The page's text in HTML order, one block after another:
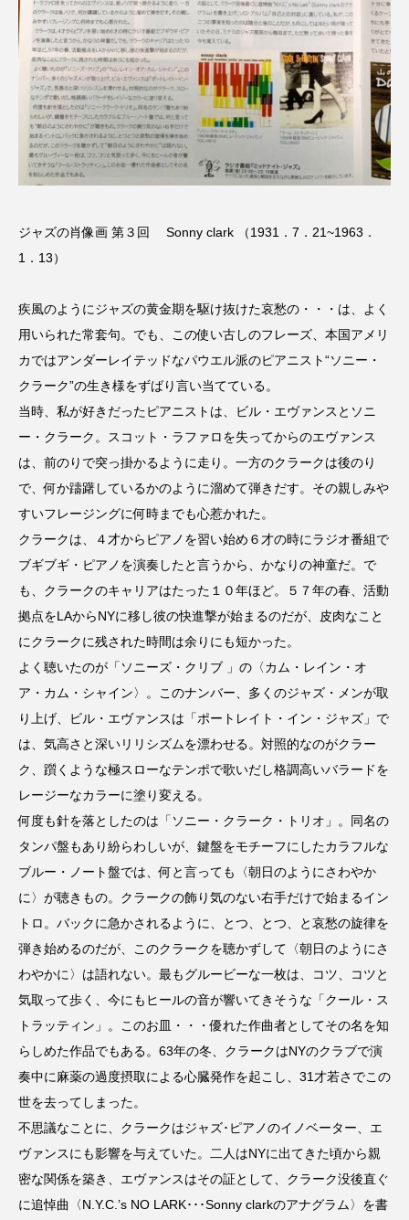
SAKDAC HARMO
SANDA ORGANIC VILLAGE MEETINGのつながるラジオ
SDGs・タイプスマート農業推進プロジェクト関西学院
AgriNOVA
Singing with a smile snowwhite
This is SUEKI We Live In Time WICKED
youtube Yukoの子連れハワイ旅珍道中
⻑尾謙杜
「THE オリバーな犬、（Gosh!!）このヤロウMOVIE」
『今日の空が一番好き、とまだ言えない僕は』
あいはらひろゆき
あかしあ台小学校 あじさいコンサート
あっぷっぷのぷ～ あなたが眠る間
あの歌を憶えている あめぽったん
いばら姫 おいしいおのまとぺ
おいしいぱんぱんでんしゃ おいしい絵本
おしえて絵本 おでかけ情報
おーい、応為 お知らせ かしこいエルゼ
かしこいグレーテル かもめ食堂
がんを知り、がんを考える きてみで東北
きもちはなにいろ？
くるまのなかには？ けやき台中学校
けやき台小学校
ジャズの肖像画 第３回 Sonny clark （1931．7．21~1963．
1．13）
疾風のようにジャズの黄金期を駆け抜けた哀愁の・・・は、よく
用いられた常套句。でも、この使い古しのフレーズ、本国アメリ
カではアンダーレイテッドなパウエル派のピアニスト“ソニー・
クラーク”の生き様をずばり言い当てている。
当時、私が好きだったピアニストは、ビル・エヴァンスとソニ
ー・クラーク。スコット・ラファロを失ってからのエヴァンス
は、前のりで突っ掛かるように走り。一方のクラークは後のり
で、何か躊躇しているかのように溜めて弾きだす。その親しみや
すいフレージングに何時までも心惹かれた。
クラークは、４才からピアノを習い始め６才の時にラジオ番組で
ブギブギ・ピアノを演奏したと言うから、かなりの神童だ。で
も、クラークのキャリアはたった１０年ほど。５７年の春、活動
拠点をLAからNYに移し彼の快進撃が始まるのだが、皮肉なこと
にクラークに残された時間は余りにも短かった。
よく聴いたのが「ソニーズ・クリブ 」の〈カム・レイン・オ
ア・カム・シャイン〉。このナンバー、多くのジャズ・メンが取
り上げ、ビル・エヴァンスは「ポートレイト・イン・ジャズ」で
は、気高さと深いリリシズムを漂わせる。対照的なのがクラー
ク、躓くような極スローなテンポで歌いだし格調高いバラードを
レージーなカラーに塗り変える。
何度も針を落としたのは「ソニー・クラーク・トリオ」。同名の
タンパ盤もあり紛らわしいが、鍵盤をモチーフにしたカラフルな
ブルー・ノート盤では、何と言っても〈朝日のようにさわやか
に〉が聴きもの。クラークの飾り気のない右手だけで始まるイン
トロ。バックに急かされるように、とつ、とつ、と哀愁の旋律を
弾き始めるのだが、このクラークを聴かずして〈朝日のようにさ
わやかに〉は語れない。最もグルービーな一枚は、コツ、コツと
気取って歩く、今にもヒールの音が響いてきそうな「クール・ス
トラッティン」。このお皿・・・優れた作曲者としてその名を知
らしめた作品でもある。63年の冬、クラークはNYのクラブで演
奏中に麻薬の過度摂取による心臓発作を起こし、31才若さでこの
世を去ってしまった。
不思議なことに、クラークはジャズ･ピアノのイノベーター、エ
ヴァンスにも影響を与えていた。二人はNYに出てきた頃から親
密な関係を築き、エヴァンスはその証として、クラーク没後直ぐ
に追悼曲〈N.Y.C.’s NO LARK･･･Sonny clarkのアナグラム〉を書